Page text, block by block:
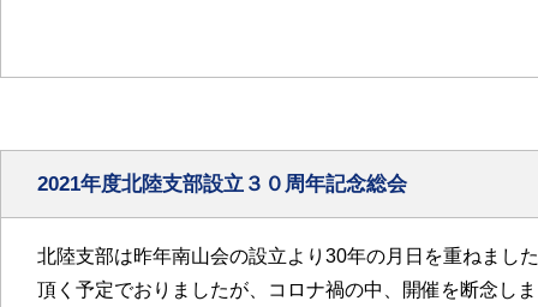
2021年度北陸支部設立３０周年記念総会
北陸支部は昨年南山会の設立より30年の月日を重ねまし
頂く予定でおりましたが、コロナ禍の中、開催を断念し